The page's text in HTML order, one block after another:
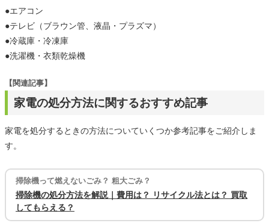
●エアコン
●テレビ（ブラウン管、液晶・プラズマ）
●冷蔵庫・冷凍庫
●洗濯機・衣類乾燥機
家電の処分方法に関するおすすめ記事
【関連記事】
家電を処分するときの方法についていくつか参考記事をご紹介しま
す。
掃除機って燃えないごみ？ 粗大ごみ？
掃除機の処分方法を解説｜費用は？ リサイクル法とは？ 買取
してもらえる？